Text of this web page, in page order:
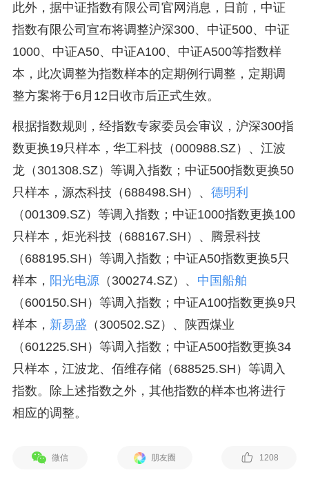
此外，据中证指数有限公司官网消息，日前，中证
指数有限公司宣布将调整沪深300、中证500、中证
1000、中证A50、中证A100、中证A500等指数样
本，此次调整为指数样本的定期例行调整，定期调
整方案将于6月12日收市后正式生效。
根据指数规则，经指数专家委员会审议，沪深300指
数更换19只样本，华工科技（000988.SZ）、江波
龙（301308.SZ）等调入指数；中证500指数更换50
只样本，源杰科技（688498.SH）、 德明利
（001309.SZ）等调入指数；中证1000指数更换100
只样本，炬光科技（688167.SH）、腾景科技
（688195.SH）等调入指数；中证A50指数更换5只
样本， 阳光电源（300274.SZ）、 中国船舶
（600150.SH）等调入指数；中证A100指数更换9只
样本， 新易盛 （300502.SZ）、陕西煤业
（601225.SH）等调入指数；中证A500指数更换34
只样本，江波龙、佰维存储（688525.SH）等调入
指数。除上述指数之外，其他指数的样本也将进行
相应的调整。
微信 朋友圈 1208